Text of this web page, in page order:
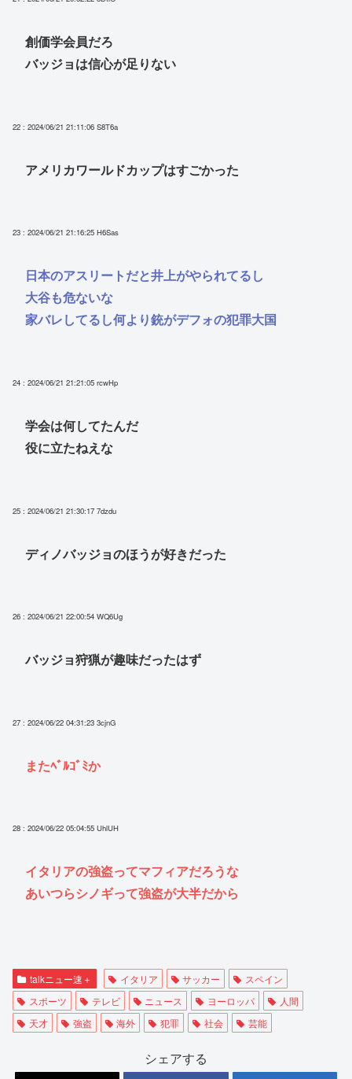
創価学会員だろ
バッジョは信心が足りない
22 : 2024/06/21 21:11:06 S8T6a
アメリカワールドカップはすごかった
23 : 2024/06/21 21:16:25 H6Sas
日本のアスリートだと井上がやられてるし
大谷も危ないな
家バレしてるし何より銃がデフォの犯罪大国
24 : 2024/06/21 21:21:05 rcwHp
学会は何してたんだ
役に立たねえな
25 : 2024/06/21 21:30:17 7dzdu
ディノバッジョのほうが好きだった
26 : 2024/06/21 22:00:54 WQ6Ug
バッジョ狩猟が趣味だったはず
27 : 2024/06/22 04:31:23 3cjnG
またﾍﾞﾙｺﾞﾐか
28 : 2024/06/22 05:04:55 UhlUH
イタリアの強盗ってマフィアだろうな
あいつらシノギって強盗が大半だから
talkニュー速＋ イタリア サッカー
スペイン
スポーツ
テレビ ニュース ヨーロッパ
人間
天才
強盗 海外 犯罪 社会 芸能
シェアする